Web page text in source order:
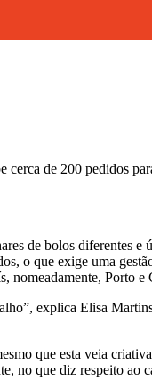
cerca de 200 pedidos
de bolos diferentes e
o que exige uma
nomeadamente, Porto e
explica Elisa
que esta veia
no que diz respeito ao